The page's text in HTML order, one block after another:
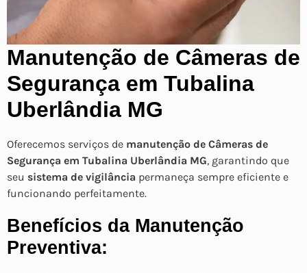
Manutenção de Câmeras de
Segurança em Tubalina
Uberlândia MG
Oferecemos serviços de manutenção de Câmeras de
Segurança em Tubalina Uberlândia MG, garantindo que
seu sistema de vigilância permaneça sempre eficiente e
funcionando perfeitamente.
Benefícios da Manutenção
Preventiva: